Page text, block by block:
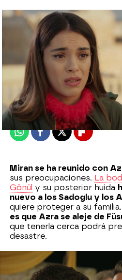
Nova
Publicado: 21 de noviembre
WhatsappFacebook
X Flipboard
Miran se ha reunido con
sus preocupaciones. La
Gönül y su posterior huida
nuevo a los Sadoglu y los
quiere proteger a su
es que Azra se aleje de
que tenerla cerca podrá
desastre.
En realidad, Miran le ha
esté cerca porque es la